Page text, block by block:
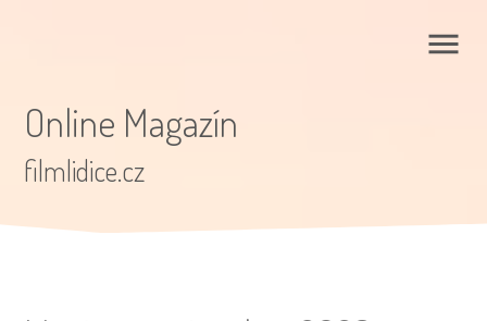
Online Magazín
filmlidice.cz